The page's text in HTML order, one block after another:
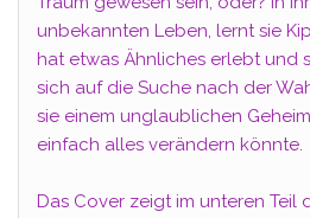
unbekannten Leben, lernt sie
hat etwas Ähnliches erlebt und
sich auf die Suche nach der
sie einem unglaublichen
einfach alles verändern könnte.
Das Cover zeigt im unteren Teil